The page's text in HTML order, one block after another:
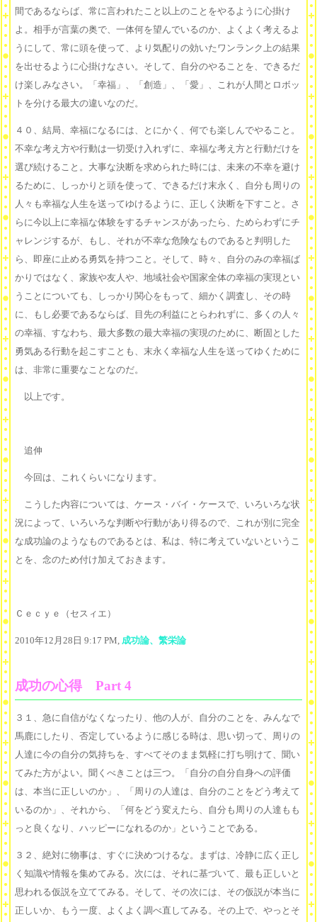
間であるならば、常に言われたこと以上のことをやるように心掛け
よ。相手が言葉の奥で、一体何を望んでいるのか、よくよく考えるよ
うにして、常に頭を使って、より気配りの効いたワンランク上の結果
を出せるように心掛けなさい。そして、自分のやることを、できるだ
け楽しみなさい。「幸福」、「創造」、「愛」、これが人間とロボッ
トを分ける最大の違いなのだ。
４０、結局、幸福になるには、とにかく、何でも楽しんでやること。
不幸な考え方や行動は一切受け入れずに、幸福な考え方と行動だけを
選び続けること。大事な決断を求められた時には、未来の不幸を避け
るために、しっかりと頭を使って、できるだけ末永く、自分も周りの
人々も幸福な人生を送ってゆけるように、正しく決断を下すこと。さ
らに今以上に幸福な体験をするチャンスがあったら、ためらわずにチ
ャレンジするが、もし、それが不幸な危険なものであると判明した
ら、即座に止める勇気を持つこと。そして、時々、自分のみの幸福ば
かりではなく、家族や友人や、地域社会や国家全体の幸福の実現とい
うことについても、しっかり関心をもって、細かく調査し、その時
に、もし必要であるならば、目先の利益にとらわれずに、多くの人々
の幸福、すなわち、最大多数の最大幸福の実現のために、断固とした
勇気ある行動を起こすことも、末永く幸福な人生を送ってゆくために
は、非常に重要なことなのだ。
以上です。
追伸
今回は、これくらいになります。
こうした内容については、ケース・バイ・ケースで、いろいろな状
況によって、いろいろな判断や行動があり得るので、これが別に完全
な成功論のようなものであるとは、私は、特に考えていないというこ
とを、念のため付け加えておきます。
Ｃｅｃｙｅ（セスィエ）
2010年12月28日 9:17 PM, 成功論、繁栄論
成功の心得 Part 4
３１、急に自信がなくなったり、他の人が、自分のことを、みんなで
馬鹿にしたり、否定しているように感じる時は、思い切って、周りの
人達に今の自分の気持ちを、すべてそのまま気軽に打ち明けて、聞い
てみた方がよい。聞くべきことは三つ。「自分の自分自身への評価
は、本当に正しいのか」、「周りの人達は、自分のことをどう考えて
いるのか」、それから、「何をどう変えたら、自分も周りの人達もも
っと良くなり、ハッピーになれるのか」ということである。
３２、絶対に物事は、すぐに決めつけるな。まずは、冷静に広く正し
く知識や情報を集めてみる。次には、それに基づいて、最も正しいと
思われる仮説を立ててみる。そして、その次には、その仮説が本当に
正しいか、もう一度、よくよく調べ直してみる。その上で、やっとそ